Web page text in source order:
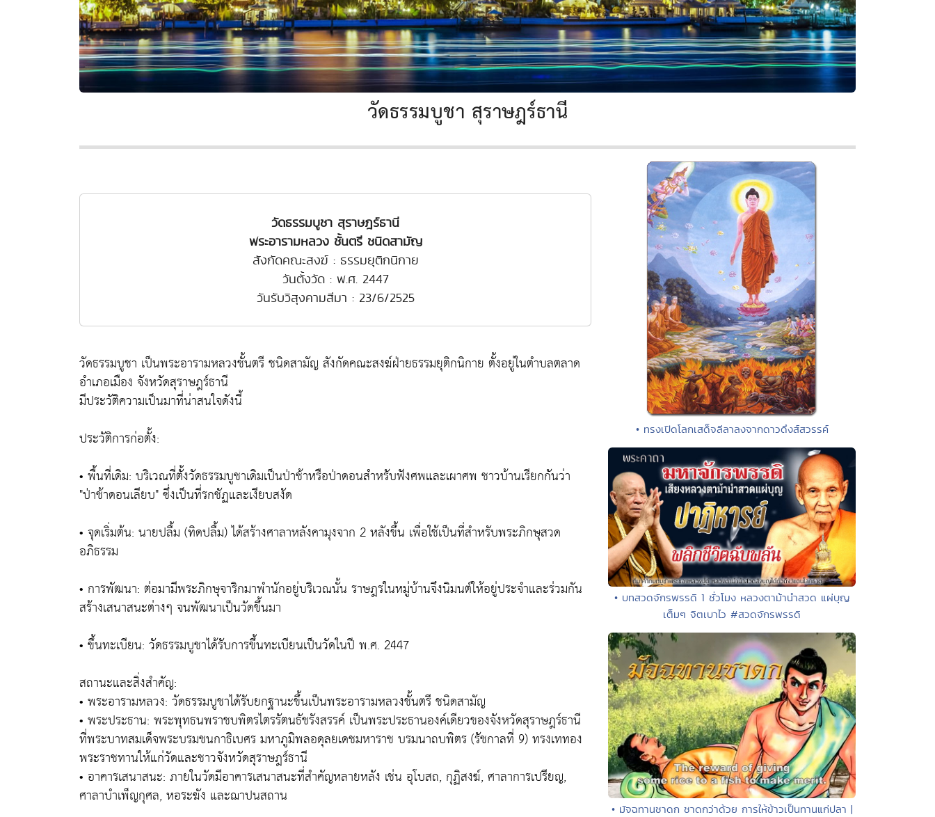
วัดธรรมบูชา สุราษฎร์ธานี
วัดธรรมบูชา สุราษฎร์ธานี
พระอารามหลวง ชั้นตรี ชนิดสามัญ
สังกัดคณะสงฆ์ : ธรรมยุติกนิกาย
วันตั้งวัด : พ.ศ. 2447
วันรับวิสุงคามสีมา : 23/6/2525
วัดธรรมบูชา เป็นพระอารามหลวงชั้นตรี ชนิดสามัญ สังกัดคณะสงฆ์ฝ่ายธรรมยุติกนิกาย ตั้งอยู่ในตำบลตลาด
อำเภอเมือง จังหวัดสุราษฎร์ธานี
มีประวัติความเป็นมาที่น่าสนใจดังนี้
ประวัติการก่อตั้ง:
• พื้นที่เดิม: บริเวณที่ตั้งวัดธรรมบูชาเดิมเป็นป่าช้าหรือป่าดอนสำหรับฟังศพและเผาศพ ชาวบ้านเรียกกันว่า
"ป่าช้าดอนเลียบ" ซึ่งเป็นที่รกชัฏและเงียบสงัด
• จุดเริ่มต้น: นายปลื้ม (ทิดปลื้ม) ได้สร้างศาลาหลังคามุงจาก 2 หลังขึ้น เพื่อใช้เป็นที่สำหรับพระภิกษุสวด
อภิธรรม
• การพัฒนา: ต่อมามีพระภิกษุจาริกมาพำนักอยู่บริเวณนั้น ราษฎรในหมู่บ้านจึงนิมนต์ให้อยู่ประจำและร่วมกัน
สร้างเสนาสนะต่างๆ จนพัฒนาเป็นวัดขึ้นมา
• ขึ้นทะเบียน: วัดธรรมบูชาได้รับการขึ้นทะเบียนเป็นวัดในปี พ.ศ. 2447
สถานะและสิ่งสำคัญ:
• พระอารามหลวง: วัดธรรมบูชาได้รับยกฐานะขึ้นเป็นพระอารามหลวงชั้นตรี ชนิดสามัญ
• พระประธาน: พระพุทธนพราชบพิตรไตรรัตนธัชรังสรรค์ เป็นพระประธานองค์เดียวของจังหวัดสุราษฎร์ธานี
ที่พระบาทสมเด็จพระบรมชนกาธิเบศร มหาภูมิพลอดุลยเดชมหาราช บรมนาถบพิตร (รัชกาลที่ 9) ทรงเททอง
พระราชทานให้แก่วัดและชาวจังหวัดสุราษฎร์ธานี
• อาคารเสนาสนะ: ภายในวัดมีอาคารเสนาสนะที่สำคัญหลายหลัง เช่น อุโบสถ, กุฏิสงฆ์, ศาลาการเปรียญ,
ศาลาบำเพ็ญกุศล, หอระฆัง และฌาปนสถาน
• ทรงเปิดโลกเสด็จลีลาลงจากดาวดึงส์สวรรค์
• บทสวดจักรพรรดิ 1 ชั่วโมง หลวงตาม้านำสวด แผ่บุญ
เต็มๆ จิตเบาไว #สวดจักรพรรดิ
• มัจฉทานชาดก ชาดกว่าด้วย การให้ข้าวเป็นทานแก่ปลา |